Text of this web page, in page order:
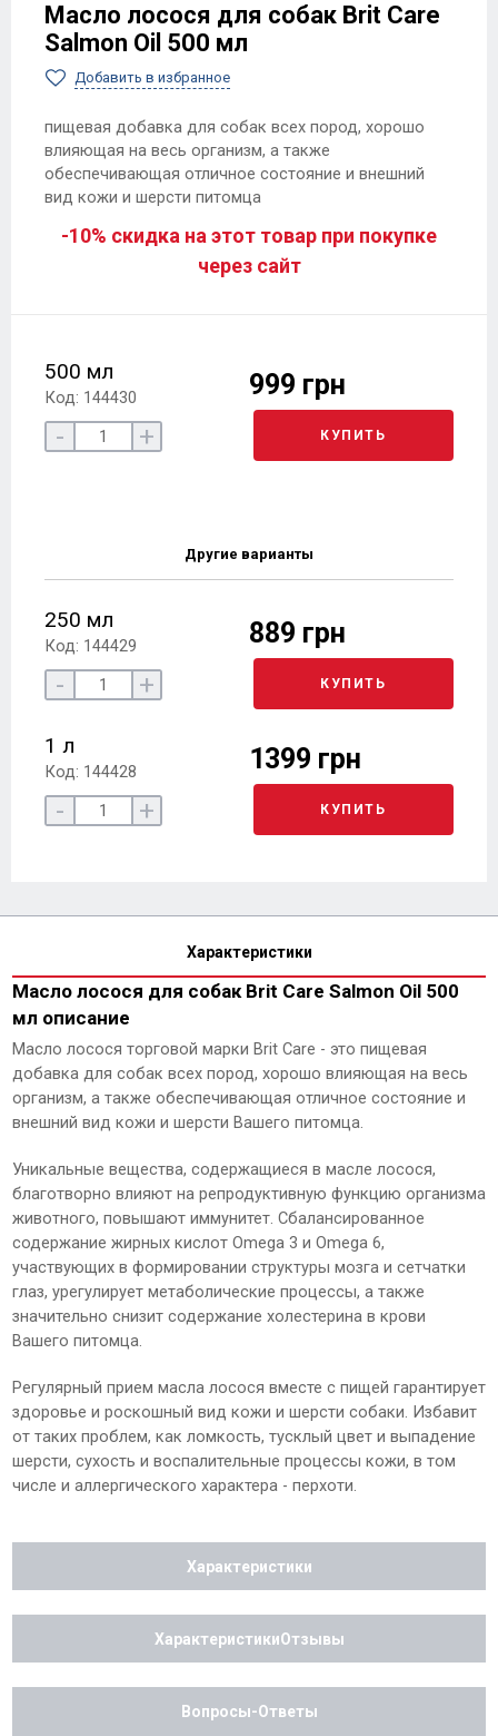
Масло лосося для собак Brit Care
Salmon Oil 500 мл
Добавить в избранное
пищевая добавка для собак всех пород, хорошо
влияющая на весь организм, а также
обеспечивающая отличное состояние и внешний
вид кожи и шерсти питомца
-10% скидка на этот товар при покупке
через сайт
500 мл
Код: 144430 999 грн
- + КУПИТЬ
Другие варианты
250 мл
Код: 144429 889 грн
- + КУПИТЬ
1 л
Код: 144428 1399 грн
- + КУПИТЬ
Характеристики
Масло лосося для собак Brit Care Salmon Oil 500
мл описание
Масло лосося торговой марки Brit Care - это пищевая
добавка для собак всех пород, хорошо влияющая на весь
организм, а также обеспечивающая отличное состояние и
внешний вид кожи и шерсти Вашего питомца.
Уникальные вещества, содержащиеся в масле лосося,
благотворно влияют на репродуктивную функцию организма
животного, повышают иммунитет. Сбалансированное
содержание жирных кислот Omega 3 и Omega 6,
участвующих в формировании структуры мозга и сетчатки
глаз, урегулирует метаболические процессы, а также
значительно снизит содержание холестерина в крови
Вашего питомца.
Регулярный прием масла лосося вместе с пищей гарантирует
здоровье и роскошный вид кожи и шерсти собаки. Избавит
от таких проблем, как ломкость, тусклый цвет и выпадение
шерсти, сухость и воспалительные процессы кожи, в том
числе и аллергического характера - перхоти.
Характеристики
ХарактеристикиОтзывы
Вопросы-Ответы